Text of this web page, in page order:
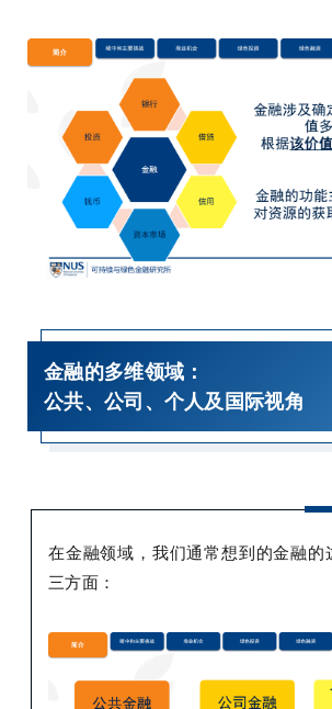
金融的多维领域：
公共、公司、个人及国际视角
在金融领域，我们通常想到的金融的
三方面：